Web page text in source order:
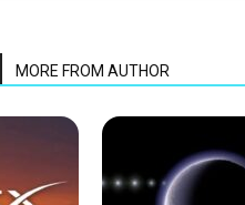
MORE FROM AUTHOR